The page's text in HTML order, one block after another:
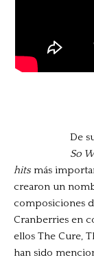
De
So
hits más
crearon un
composiciones
Cranberries en
ellos The Cure,
han sido